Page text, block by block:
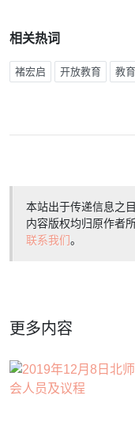
相关热词
褚宏启 开放教育 教
本站出于传递信息之
内容版权均归原作者
联系我们。
更多内容